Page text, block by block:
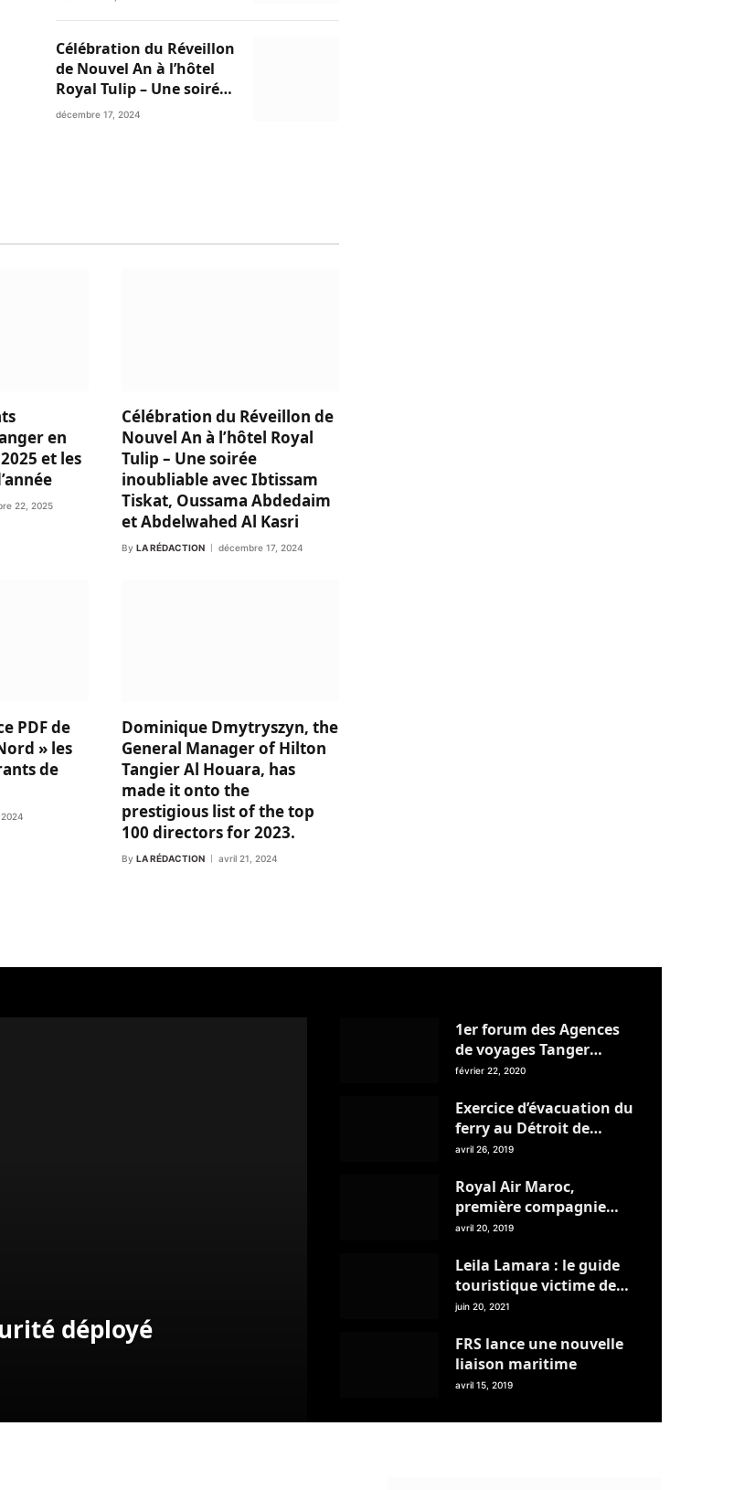
Célébration du Réveillon
de Nouvel An à l’hôtel
Royal Tulip – Une soirée
inoubliable avec
décembre 17, 2024
en
et les
22, 2025
Célébration du Réveillon de
Nouvel An à l’hôtel Royal
Tulip – Une soirée
inoubliable avec Ibtissam
Tiskat, Oussama Abdedaim
et Abdelwahed Al Kasri
By LA RÉDACTION décembre 17, 2024
PDF de
» les
de
Dominique Dmytryszyn, the
General Manager of Hilton
Tangier Al Houara, has
made it onto the
prestigious list of the top
100 directors for 2023.
By LA RÉDACTION avril 21, 2024
déployé
1er forum des Agences
de voyages Tanger
Tétouan Alhoceima
février 22, 2020
Exercice d’évacuation du
ferry au Détroit de
Gilbratar
avril 26, 2019
Royal Air Maroc,
première compagnie
d’Afrique à proposer à
Whatsapp
avril 20, 2019
Leila Lamara : le guide
touristique victime de
l’absence d’une politique
juin 20, 2021
FRS lance une nouvelle
liaison maritime
avril 15, 2019